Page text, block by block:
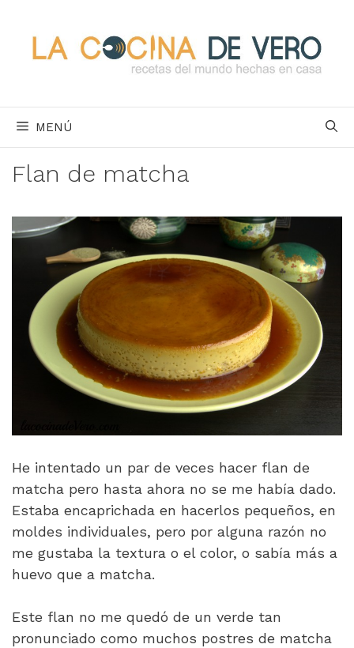
contenido
MENÚ
Flan de matcha
He intentado un par de veces hacer flan de
matcha pero hasta ahora no se me había dado.
Estaba encaprichada en hacerlos pequeños, en
moldes individuales, pero por alguna razón no
me gustaba la textura o el color, o sabía más a
huevo que a matcha.
Este flan no me quedó de un verde tan
pronunciado como muchos postres de matcha